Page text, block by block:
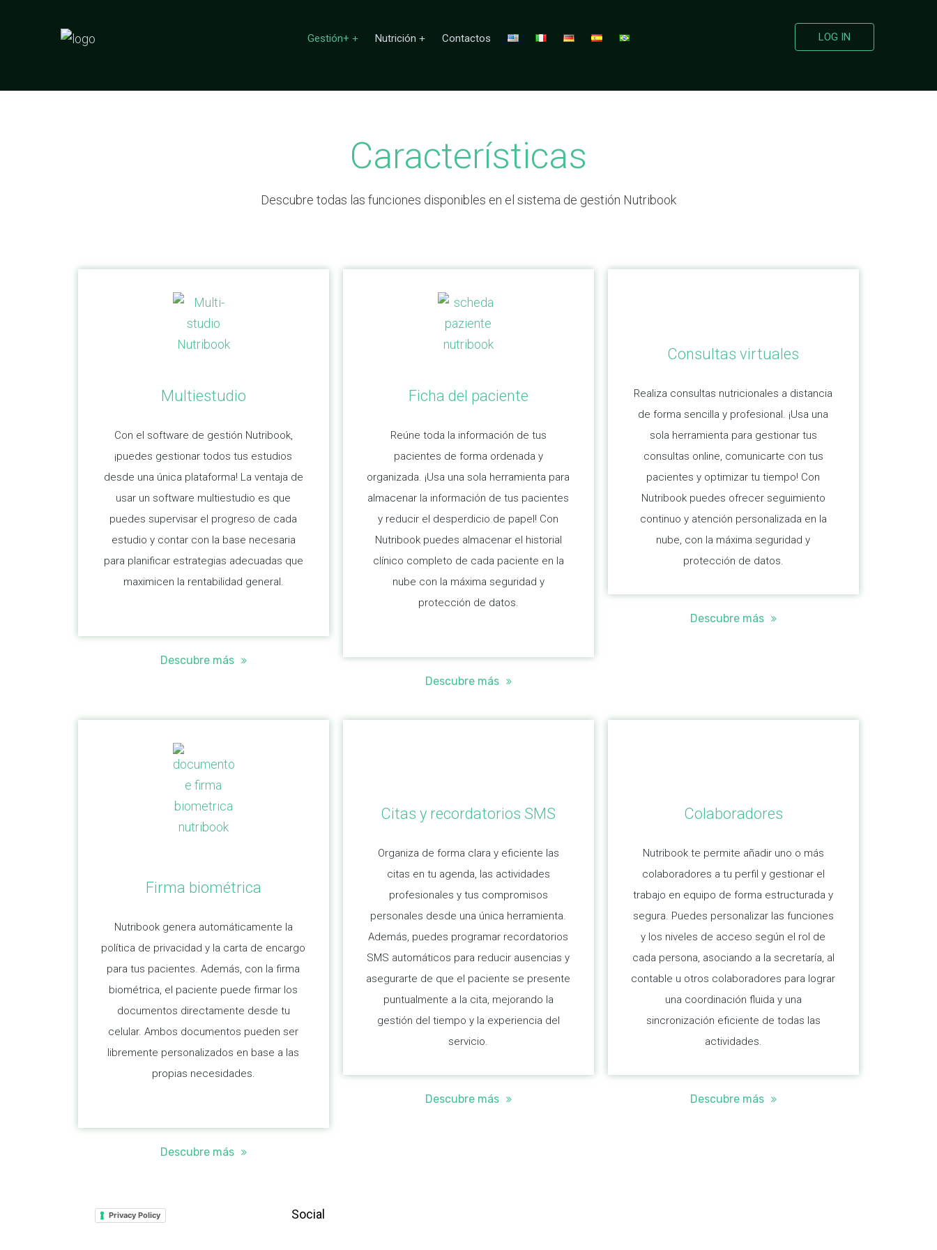
Gestión+ Nutrición Contactos LOG IN
Características
Descubre todas las funciones disponibles en el sistema de gestión Nutribook
Multiestudio
Con el software de gestión Nutribook,
¡puedes gestionar todos tus estudios
desde una única plataforma! La ventaja de
usar un software multiestudio es que
puedes supervisar el progreso de cada
estudio y contar con la base necesaria
para planificar estrategias adecuadas que
maximicen la rentabilidad general.
Descubre más
Ficha del paciente
Reúne toda la información de tus
pacientes de forma ordenada y
organizada. ¡Usa una sola herramienta para
almacenar la información de tus pacientes
y reducir el desperdicio de papel! Con
Nutribook puedes almacenar el historial
clínico completo de cada paciente en la
nube con la máxima seguridad y
protección de datos.
Descubre más
Consultas virtuales
Realiza consultas nutricionales a distancia
de forma sencilla y profesional. ¡Usa una
sola herramienta para gestionar tus
consultas online, comunicarte con tus
pacientes y optimizar tu tiempo! Con
Nutribook puedes ofrecer seguimiento
continuo y atención personalizada en la
nube, con la máxima seguridad y
protección de datos.
Descubre más
Firma biométrica
Nutribook genera automáticamente la
política de privacidad y la carta de encargo
para tus pacientes. Además, con la firma
biométrica, el paciente puede firmar los
documentos directamente desde tu
celular. Ambos documentos pueden ser
libremente personalizados en base a las
propias necesidades.
Descubre más
Citas y recordatorios SMS
Organiza de forma clara y eficiente las
citas en tu agenda, las actividades
profesionales y tus compromisos
personales desde una única herramienta.
Además, puedes programar recordatorios
SMS automáticos para reducir ausencias y
asegurarte de que el paciente se presente
puntualmente a la cita, mejorando la
gestión del tiempo y la experiencia del
servicio.
Descubre más
Colaboradores
Nutribook te permite añadir uno o más
colaboradores a tu perfil y gestionar el
trabajo en equipo de forma estructurada y
segura. Puedes personalizar las funciones
y los niveles de acceso según el rol de
cada persona, asociando a la secretaría, al
contable u otros colaboradores para lograr
una coordinación fluida y una
sincronización eficiente de todas las
actividades.
Descubre más
Privacy Policy Social